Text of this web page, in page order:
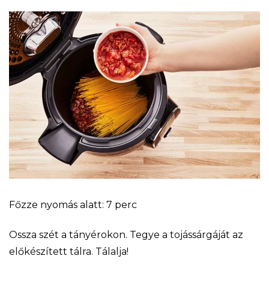
Főzze nyomás alatt: 7 perc
Ossza szét a tányérokon. Tegye a tojássárgáját az
előkészített tálra. Tálalja!